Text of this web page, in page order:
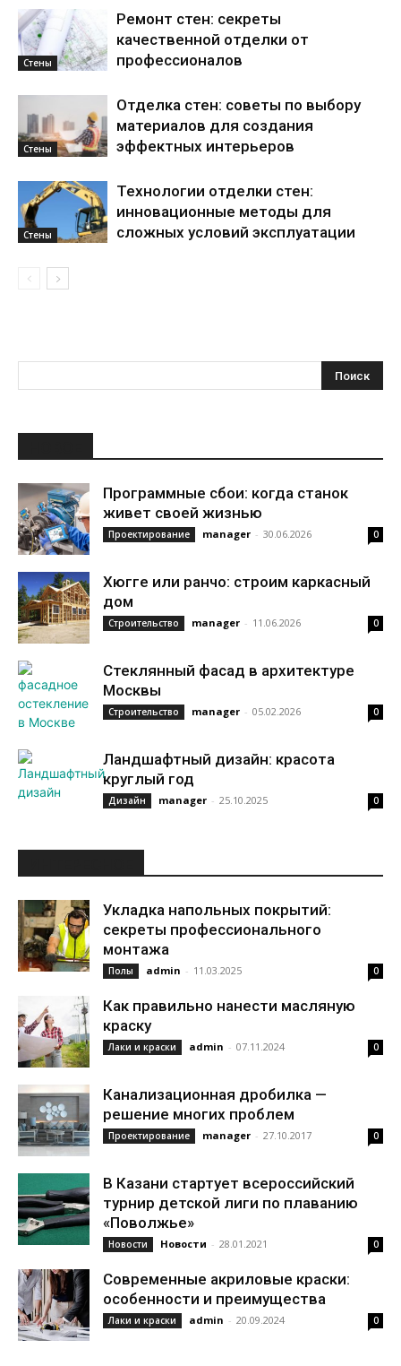
Стены
Ремонт стен: секреты
качественной отделки от
профессионалов
Стены
Отделка стен: советы по выбору
материалов для создания
эффектных интерьеров
Стены
Технологии отделки стен:
инновационные методы для
сложных условий эксплуатации
Программные сбои: когда станок
живет своей жизнью
Проектирование manager - 30.06.2026 0
Хюгге или ранчо: строим каркасный
дом
Строительство manager - 11.06.2026 0
Стеклянный фасад в архитектуре
Москвы
Строительство manager - 05.02.2026 0
Ландшафтный дизайн: красота
круглый год
Дизайн manager - 25.10.2025 0
Укладка напольных покрытий:
секреты профессионального
монтажа
Полы admin - 11.03.2025 0
Как правильно нанести масляную
краску
Лаки и краски admin - 07.11.2024 0
Канализационная дробилка —
решение многих проблем
Проектирование manager - 27.10.2017 0
В Казани стартует всероссийский
турнир детской лиги по плаванию
«Поволжье»
Новости Новости - 28.01.2021 0
Современные акриловые краски:
особенности и преимущества
Лаки и краски admin - 20.09.2024 0